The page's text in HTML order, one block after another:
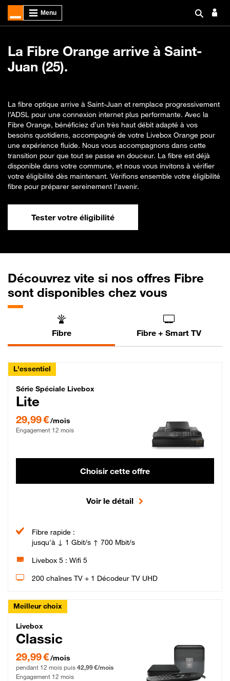
La Fibre Orange arrive à Saint-
Juan (25).
La fibre optique arrive à Saint-Juan et remplace progressivement
l’ADSL pour une connexion internet plus performante. Avec la
Fibre Orange, bénéficiez d’un très haut débit adapté à vos
besoins quotidiens, accompagné de votre Livebox Orange pour
une expérience fluide. Nous vous accompagnons dans cette
transition pour que tout se passe en douceur. La fibre est déjà
disponible dans votre commune, et nous vous invitons à vérifier
votre éligibilité dès maintenant. Vérifions ensemble votre éligibilité
fibre pour préparer sereinement l’avenir.
Tester votre éligibilité
Découvrez vite si nos offres Fibre
sont disponibles chez vous
Fibre Fibre + Smart TV
L'essentiel
Série Spéciale Livebox Lite Fibre
Série Spéciale Livebox
Lite
29,99 €/mois
Engagement 12 mois
Choisir cette offre
Voir le détail
Fibre rapide :
jusqu'à ↓ 1 Gbit/s ↑ 700 Mbit/s
Livebox 5 : Wifi 5
200 chaînes TV + 1 Décodeur TV UHD
Meilleur choix
Livebox Classic Fibre
Livebox
Classic
29,99 € par mois pendant 12 mois puis 42,99 € par mois, Engagement 12 mois
29,99 €/mois
pendant 12 mois puis 42,99 €/mois
Engagement 12 mois